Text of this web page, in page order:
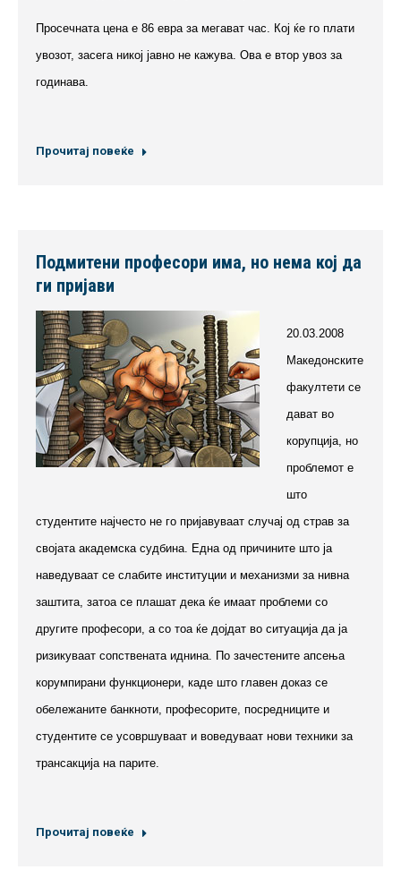
Просечната цена е 86 евра за мегават час. Кој ќе го плати
увозот, засега никој јавно не кажува. Ова е втор увоз за
годинава.
Прочитај повеќе
Подмитени професори има, но нема кој да
ги пријави
20.03.2008
Македонските
факултети се
дават во
корупција, но
проблемот е
што
студентите најчесто не го пријавуваат случај од страв за
својата академска судбина. Една од причините што ја
наведуваат се слабите институции и механизми за нивна
заштита, затоа се плашат дека ќе имаат проблеми со
другите професори, а со тоа ќе дојдат во ситуација да ја
ризикуваат сопствената иднина. По зачестените апсења
корумпирани функционери, каде што главен доказ се
обележаните банкноти, професорите, посредниците и
студентите се усовршуваат и воведуваат нови техники за
трансакција на парите.
Прочитај повеќе